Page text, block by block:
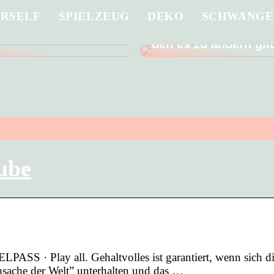
SPIELZEUG DEKO
Sie ein in die
Männer gehen
den es zu ändern gilt
· Play all. Gehaltvolles ist garantiert, wenn sich
der Welt” unterhalten und das …